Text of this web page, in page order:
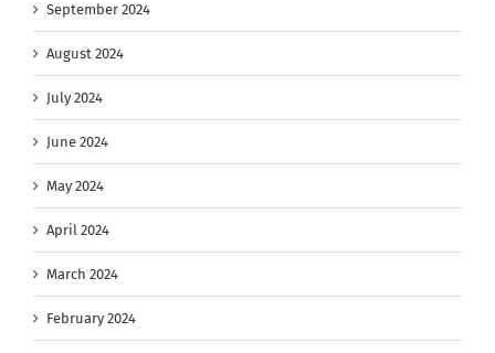
September 2024
August 2024
July 2024
June 2024
May 2024
April 2024
March 2024
February 2024